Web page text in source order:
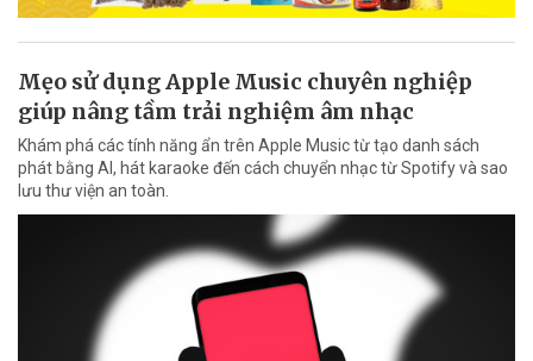
Mẹo sử dụng Apple Music chuyên nghiệp
giúp nâng tầm trải nghiệm âm nhạc
Khám phá các tính năng ẩn trên Apple Music từ tạo danh sách
phát bằng AI, hát karaoke đến cách chuyển nhạc từ Spotify và sao
lưu thư viện an toàn.